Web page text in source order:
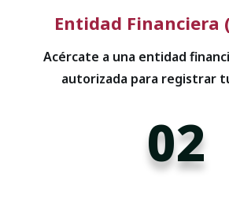
Entidad Financiera
Acércate a una entidad
autorizada para registrar
02